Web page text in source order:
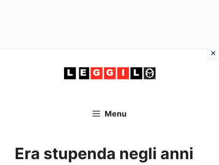
Menu
Era stupenda negli anni